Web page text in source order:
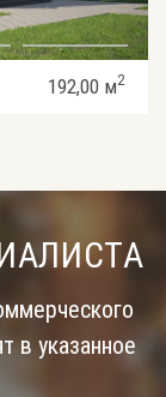
192,00 м2
в указанное